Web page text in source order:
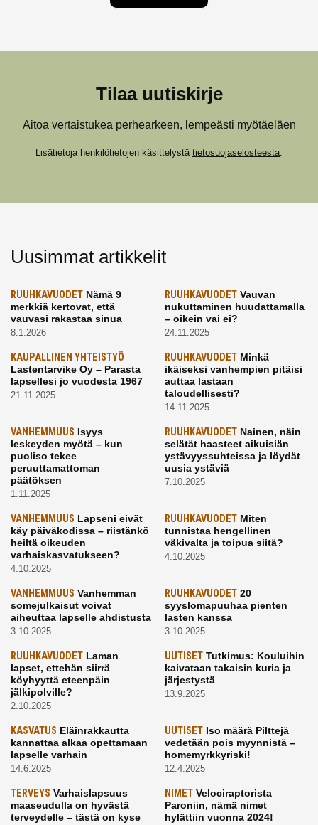
Tilaa uutiskirje
Aitoa vertaistukea perhearkeen, lempeästi myötäeläen
Lisätietoja henkilötietojen käsittelystä tietosuojaselosteesta.
Uusimmat artikkelit
RUUHKAVUODET Nämä 9
merkkiä kertovat, että
vauvasi rakastaa sinua
8.1.2026
RUUHKAVUODETVauvan
nukuttaminen huudattamalla
– oikein vai ei?
24.11.2025
KAUPALLINEN YHTEISTYÖ
Lastentarvike Oy – Parasta
lapsellesi jo vuodesta 1967
21.11.2025
RUUHKAVUODETMinkä
ikäiseksi vanhempien pitäisi
auttaa lastaan
taloudellisesti?
14.11.2025
VANHEMMUUS Isyys
leskeyden myötä – kun
puoliso tekee
peruuttamattoman
päätöksen
1.11.2025
RUUHKAVUODETNainen, näin
selätät haasteet aikuisiän
ystävyyssuhteissa ja löydät
uusia ystäviä
7.10.2025
VANHEMMUUS Lapseni eivät
käy päiväkodissa – riistänkö
heiltä oikeuden
varhaiskasvatukseen?
4.10.2025
RUUHKAVUODETMiten
tunnistaa hengellinen
väkivalta ja toipua siitä?
4.10.2025
VANHEMMUUS Vanhemman
somejulkaisut voivat
aiheuttaa lapselle ahdistusta
3.10.2025
RUUHKAVUODET20
syyslomapuuhaa pienten
lasten kanssa
3.10.2025
RUUHKAVUODET Laman
lapset, ettehän siirrä
köyhyyttä eteenpäin
jälkipolville?
2.10.2025
UUTISETTutkimus: Kouluihin
kaivataan takaisin kuria ja
järjestystä
13.9.2025
KASVATUS Eläinrakkautta
kannattaa alkaa opettamaan
lapselle varhain
14.6.2025
UUTISETIso määrä Pilttejä
vedetään pois myynnistä –
homemyrkkyriski!
12.4.2025
TERVEYS Varhaislapsuus
maaseudulla on hyvästä
terveydelle – tästä on kyse
NIMETVelociraptorista
Paroniin, nämä nimet
hylättiin vuonna 2024!